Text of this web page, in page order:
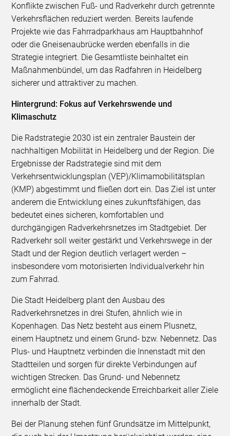
Konflikte zwischen Fuß- und Radverkehr durch getrennte
Verkehrsflächen reduziert werden. Bereits laufende
Projekte wie das Fahrradparkhaus am Hauptbahnhof
oder die Gneisenaubrücke werden ebenfalls in die
Strategie integriert. Die Gesamtliste beinhaltet ein
Maßnahmenbündel, um das Radfahren in Heidelberg
sicherer und attraktiver zu machen.
Hintergrund: Fokus auf Verkehrswende und
Klimaschutz
Die Radstrategie 2030 ist ein zentraler Baustein der
nachhaltigen Mobilität in Heidelberg und der Region. Die
Ergebnisse der Radstrategie sind mit dem
Verkehrsentwicklungsplan (VEP)/Klimamobilitätsplan
(KMP) abgestimmt und fließen dort ein. Das Ziel ist unter
anderem die Entwicklung eines zukunftsfähigen, das
bedeutet eines sicheren, komfortablen und
durchgängigen Radverkehrsnetzes im Stadtgebiet. Der
Radverkehr soll weiter gestärkt und Verkehrswege in der
Stadt und der Region deutlich verlagert werden –
insbesondere vom motorisierten Individualverkehr hin
zum Fahrrad.
Die Stadt Heidelberg plant den Ausbau des
Radverkehrsnetzes in drei Stufen, ähnlich wie in
Kopenhagen. Das Netz besteht aus einem Plusnetz,
einem Hauptnetz und einem Grund- bzw. Nebennetz. Das
Plus- und Hauptnetz verbinden die Innenstadt mit den
Stadtteilen und sorgen für direkte Verbindungen auf
wichtigen Strecken. Das Grund- und Nebennetz
ermöglicht eine flächendeckende Erreichbarkeit aller Ziele
innerhalb der Stadt.
Bei der Planung stehen fünf Grundsätze im Mittelpunkt,